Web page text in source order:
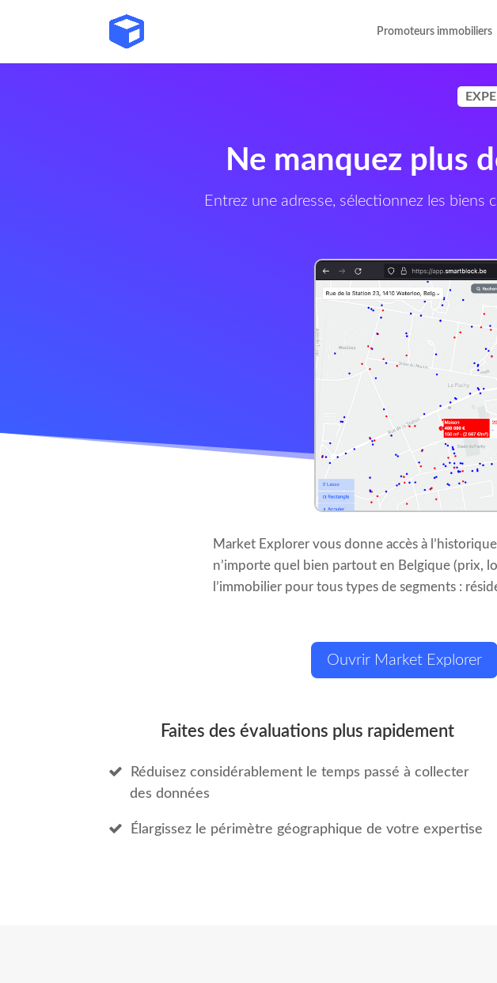
Promoteurs immobiliers
Ne manquez plus
Entrez une adresse, sélectionnez les biens
Market Explorer vous donne accès à
n’importe quel bien partout en Belgique (prix,
l’immobilier pour tous types de segments :
Ouvrir Market Explorer
Faites des évaluations plus rapidement
Réduisez considérablement le temps passé à collecter
des données
Élargissez le périmètre géographique de votre expertise